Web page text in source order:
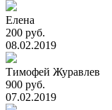
Елена
200 руб.
08.02.2019
Тимофей Журавлев
900 руб.
07.02.2019